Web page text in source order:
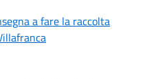
a fare la raccolta